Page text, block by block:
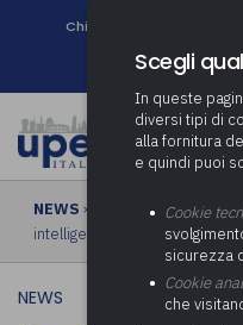
Chi siamo
NEWS › Pa, dieci azioni per il
intelligente e razionale
NEWS
Scegli
In queste
diversi tipi di
alla fornitura
e quindi puoi
Cookie
sicurezza
Cookie
che